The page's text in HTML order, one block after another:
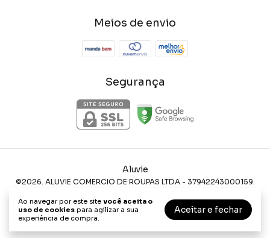
Ao navegar por este site você aceita o
uso de cookies para agilizar a sua
experiência de compra.
Aceitar e fechar
Meios de envio
Segurança
Aluvie
©2026. ALUVIE COMERCIO DE ROUPAS LTDA - 37942243000159.